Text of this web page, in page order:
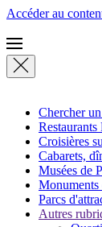
Accéder au
Chercher
Restaurants
Croisières
Cabarets,
Musées de
Monuments
Parcs
Autres